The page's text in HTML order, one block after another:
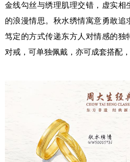
金线勾丝与绣理肌理交错，虚实相
的浪漫情思。秋水绣情寓意勇敢追
笃定的方式传递东方人对情感的独
对戒，可单独佩戴，亦可成套搭配